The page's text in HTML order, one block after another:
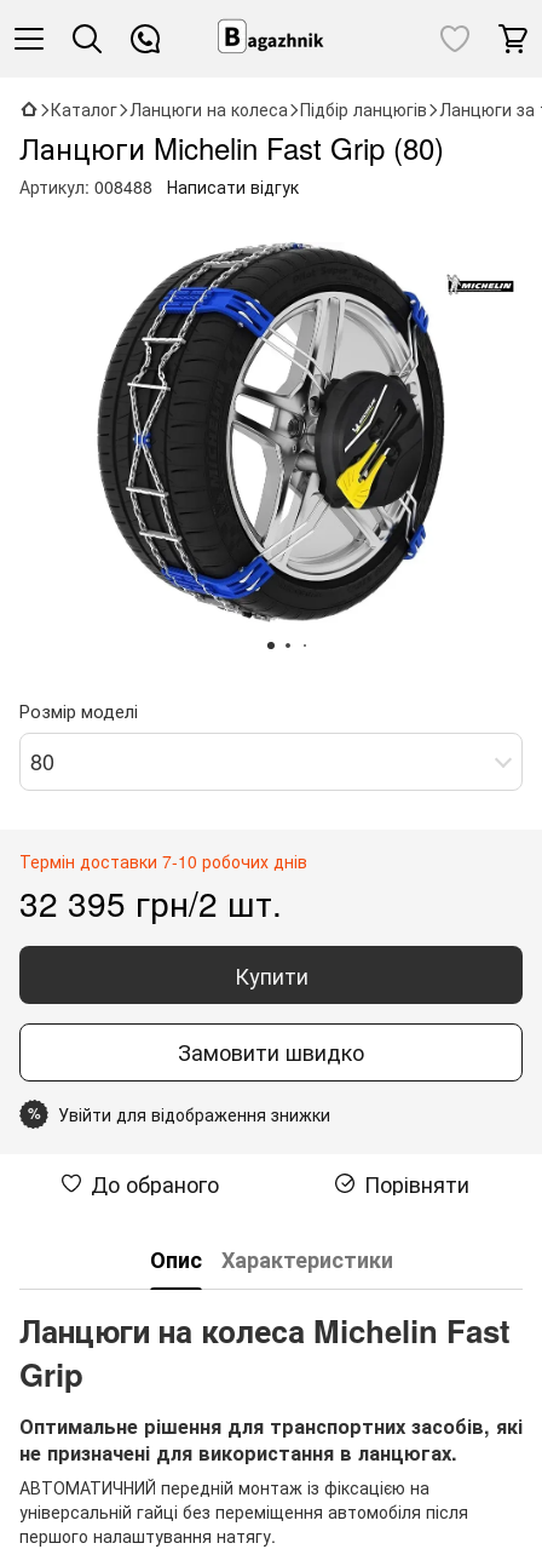
Каталог Ланцюги на колеса Підбір ланцюгів Ланцюги за
Ланцюги Michelin Fast Grip (80)
Артикул: 008488 Написати відгук
Розмір моделі
80
Термін доставки 7-10 робочих днів
32 395 грн/2 шт.
Купити
Замовити швидко
% Увійти для відображення знижки
До обраного Порівняти
Опис Характеристики
Ланцюги на колеса Michelin Fast
Grip
Оптимальне рішення для транспортних засобів, які
не призначені для використання в ланцюгах.
АВТОМАТИЧНИЙ передній монтаж із фіксацією на
універсальній гайці без переміщення автомобіля після
першого налаштування натягу.